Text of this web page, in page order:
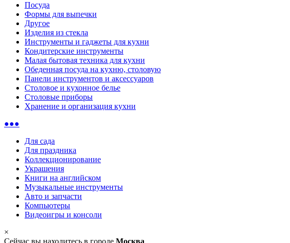
Посуда
Формы для выпечки
Другое
Изделия из стекла
Инструменты и гаджеты для кухни
Кондитерские инструменты
Малая бытовая техника для кухни
Обеденная посуда на кухню, столовую
Панели инструментов и аксессуаров
Столовое и кухонное белье
Столовые приборы
Хранение и организация кухни
●●●
Для сада
Для праздника
Коллекционирование
Украшения
Книги на английском
Музыкальные инструменты
Авто и запчасти
Компьютеры
Видеоигры и консоли
×
Сейчас вы находитесь в городе Москва